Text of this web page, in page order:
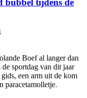
bubbel tijdens de
Boef al langer dan
sportdag van dit jaar
een arm uit de kom
paracetamolletje.